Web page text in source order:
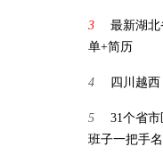
3
最新湖
单+简历
4 四川越
5
31个省
班子一把手